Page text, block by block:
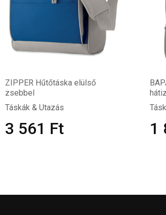
ZIPPER Hűtőtáska elülső
zsebbel
Táskák & Utazás
3 561 Ft 1